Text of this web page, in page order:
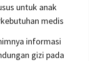
untuk anak
medis
informasi
gizi pada